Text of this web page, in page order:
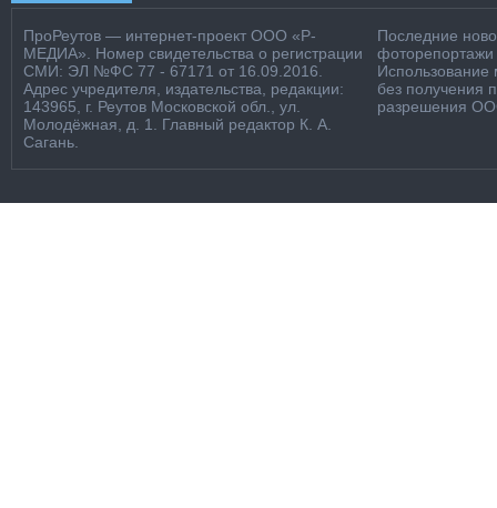
ПроРеутов — интернет-проект ООО «Р-
МЕДИА». Номер свидетельства о регистрации
СМИ: ЭЛ №ФС 77 - 67171 от 16.09.2016.
Адрес учредителя, издательства, редакции:
143965, г. Реутов Московской обл., ул.
Молодёжная, д. 1. Главный редактор К. А.
Сагань.
Последние
фоторепортажи
Использование
без получения
разрешения